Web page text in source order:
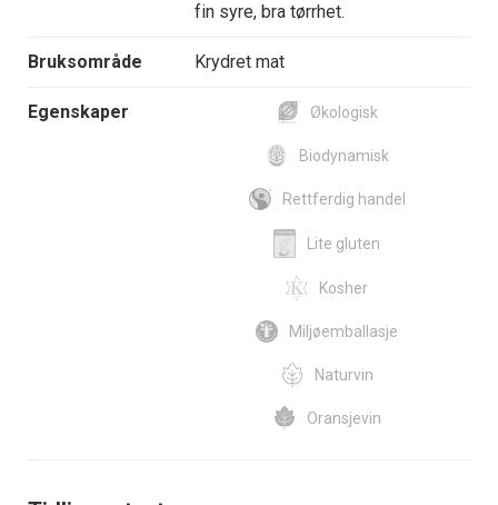
fin syre, bra tørrhet.
Bruksområde Krydret mat
Egenskaper Økologisk
Biodynamisk
Rettferdig handel
Lite gluten
Kosher
Miljøemballasje
Naturvin
Oransjevin